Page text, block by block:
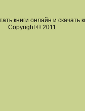
книги онлайн и скачать
Copyright © 2011